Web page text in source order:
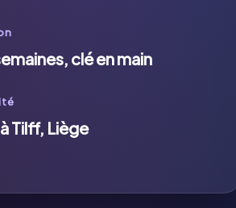
clé en main
Tilff, Liège